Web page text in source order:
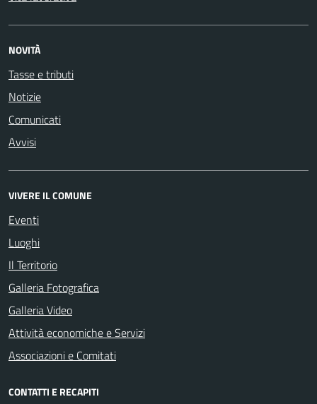
NOVITÀ
Tasse e tributi
Notizie
Comunicati
Avvisi
VIVERE IL COMUNE
Eventi
Luoghi
Il Territorio
Galleria Fotografica
Galleria Video
Attività economiche e Servizi
Associazioni e Comitati
CONTATTI E RECAPITI